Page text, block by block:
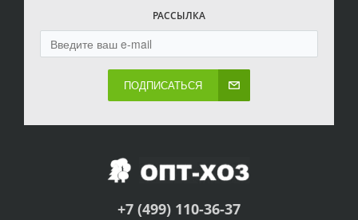
РАССЫЛКА
ПОДПИСАТЬСЯ
+7 (499) 110-36-37